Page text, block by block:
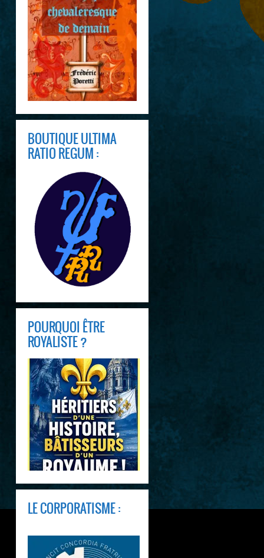
BOUTIQUE ULTIMA
RATIO REGUM :
POURQUOI ÊTRE
ROYALISTE ?
LE CORPORATISME :